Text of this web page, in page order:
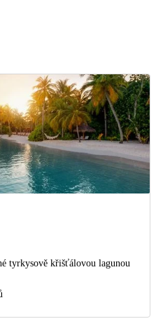
tyrkysově křišťálovou lagunou